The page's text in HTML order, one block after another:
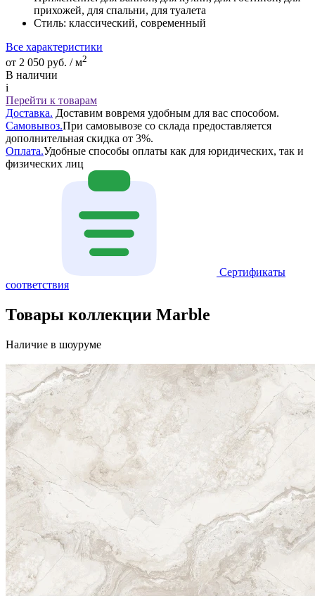
прихожей, для спальни, для туалета
Стиль: классический, современный
Все характеристики
от 2 050 руб. / м2
В наличии
i
Перейти к товарам
Доставка. Доставим вовремя удобным для вас способом.
Самовывоз.При самовывозе со склада предоставляется
дополнительная скидка от 3%.
Оплата.Удобные способы оплаты как для юридических, так и
физических лиц
Сертификаты
соответствия
Товары коллекции Marble
Наличие в шоуруме